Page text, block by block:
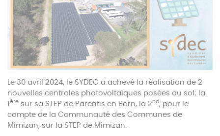
Le 30 avril 2024, le SYDEC a achevé la réalisation de 2
nouvelles centrales photovoltaïques posées au sol; la
ère sur sa STEP de Parentis en Born, la 2nd, pour le
compte de la Communauté des Communes de
Mimizan, sur la STEP de Mimizan.